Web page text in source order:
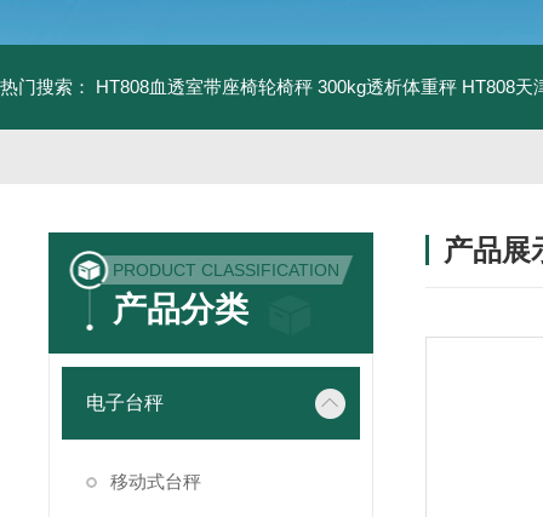
热门搜索： HT808血透室带座椅轮椅秤 300kg透析体重秤 HT808天
PRODUCT CLASSIFICATION
产品分类
电子台秤
移动式台秤
产品展